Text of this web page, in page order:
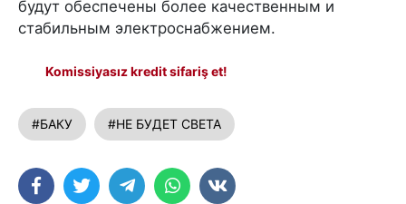
будут обеспечены более качественным и
стабильным электроснабжением.
Komissiyasız kredit sifariş et!
#БАКУ #НЕ БУДЕТ СВЕТА